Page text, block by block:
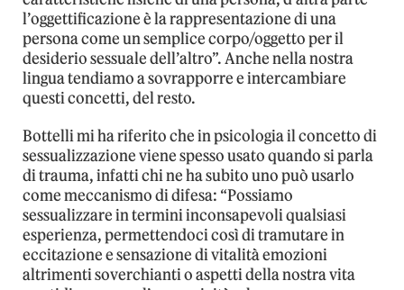
l’oggettificazione è la rappresentazione di una
persona come un semplice corpo/oggetto per il
desiderio sessuale dell’altro”. Anche nella nostra
lingua tendiamo a sovrapporre e intercambiare
questi concetti, del resto.
Bottelli mi ha riferito che in psicologia il concetto di
sessualizzazione viene spesso usato quando si parla
di trauma, infatti chi ne ha subito uno può usarlo
come meccanismo di difesa: “Possiamo
sessualizzare in termini inconsapevoli qualsiasi
esperienza, permettendoci così di tramutare in
eccitazione e sensazione di vitalità emozioni
altrimenti soverchianti o aspetti della nostra vita